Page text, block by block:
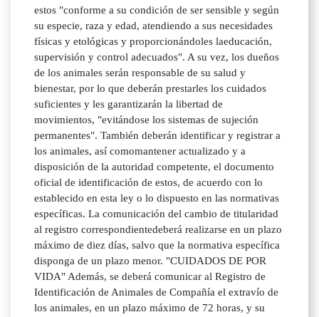
estos "conforme a su condición de ser sensible y según
su especie, raza y edad, atendiendo a sus necesidades
físicas y etológicas y proporcionándoles laeducación,
supervisión y control adecuados". A su vez, los dueños
de los animales serán responsable de su salud y
bienestar, por lo que deberán prestarles los cuidados
suficientes y les garantizarán la libertad de
movimientos, "evitándose los sistemas de sujeción
permanentes". También deberán identificar y registrar a
los animales, así comomantener actualizado y a
disposición de la autoridad competente, el documento
oficial de identificación de estos, de acuerdo con lo
establecido en esta ley o lo dispuesto en las normativas
específicas. La comunicación del cambio de titularidad
al registro correspondientedeberá realizarse en un plazo
máximo de diez días, salvo que la normativa específica
disponga de un plazo menor. "CUIDADOS DE POR
VIDA" Además, se deberá comunicar al Registro de
Identificación de Animales de Compañía el extravío de
los animales, en un plazo máximo de 72 horas, y su